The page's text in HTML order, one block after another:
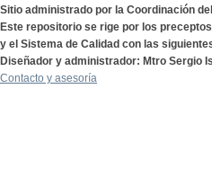
Sitio administrado por la Coordinación
Este repositorio se rige por los
y el Sistema de Calidad con las
Diseñador y administrador: Mtro Sergio
Contacto y asesoría